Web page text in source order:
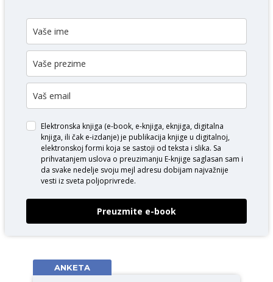
Elektronska knjiga (e-book, e-knjiga, eknjiga, digitalna
knjiga, ili čak e-izdanje) je publikacija knjige u digitalnoj,
elektronskoj formi koja se sastoji od teksta i slika. Sa
prihvatanjem uslova o preuzimanju E-knjige saglasan sam i
da svake nedelje svoju mejl adresu dobijam najvažnije
vesti iz sveta poljoprivrede.
Preuzmite e-book
ANKETA